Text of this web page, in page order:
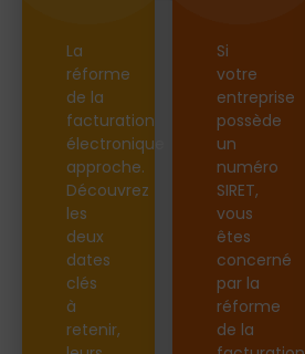
La
réforme
de la
facturation
électronique
approche.
Découvrez
les
deux
dates
clés
à
retenir,
Si
votre
entreprise
possède
un
numéro
SIRET,
vous
êtes
concerné
par la
réforme
de la